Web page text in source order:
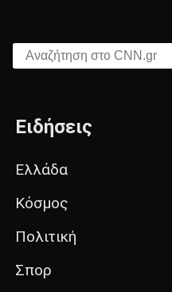
Αναζήτηση στο CNN.gr
Ειδήσεις
Ελλάδα
Κόσμος
Πολιτική
Σπορ